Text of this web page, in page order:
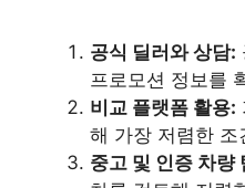
공식 딜러와 상담:
프로모션 정보를
비교 플랫폼 활용:
해 가장 저렴한 조
중고 및 인증 차량